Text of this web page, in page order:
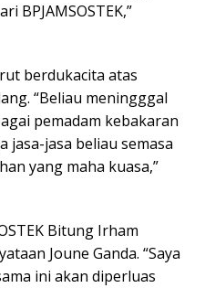
BPJAMSOSTEK,”
berdukacita atas
“Beliau meningggal
pemadam kebakaran
jasa-jasa beliau semasa
yang maha kuasa,”
Bitung Irham
Joune Ganda. “Saya
ini akan diperluas